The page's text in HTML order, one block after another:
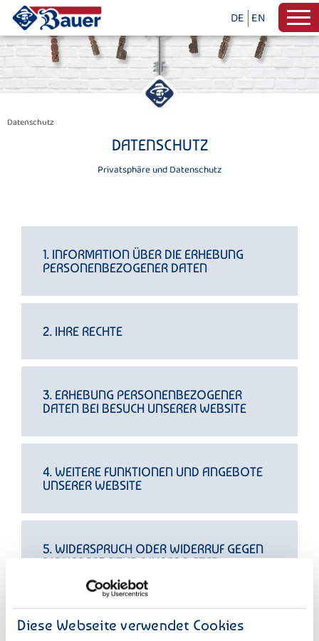
Diese Webseite verwendet Cookies
DE EN
Datenschutz
DATENSCHUTZ
Privatsphäre und Datenschutz
1. INFORMATION ÜBER DIE ERHEBUNG
PERSONENBEZOGENER DATEN
2. IHRE RECHTE
3. ERHEBUNG PERSONENBEZOGENER
DATEN BEI BESUCH UNSERER WEBSITE
4. WEITERE FUNKTIONEN UND ANGEBOTE
UNSERER WEBSITE
5. WIDERSPRUCH ODER WIDERRUF GEGEN
DIE VERARBEITUNG IHRER DATEN
6. EINBINDUNG VON YOUTUBE-VIDEOS